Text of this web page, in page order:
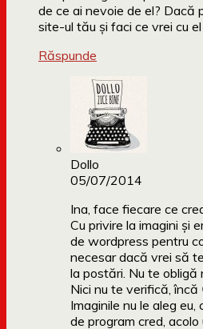
de ce ai nevoie de el? Dacă
site-ul tău și faci ce vrei cu
Răspunde
Dollo
05/07/2014
Ina, face fiecare ce
Cu privire la imagini și
de wordpress pentru
necesar dacă vrei să
la postări. Nu te obligă
Nici nu te verifică, încă
Imaginile nu le aleg
de program cred, acolo